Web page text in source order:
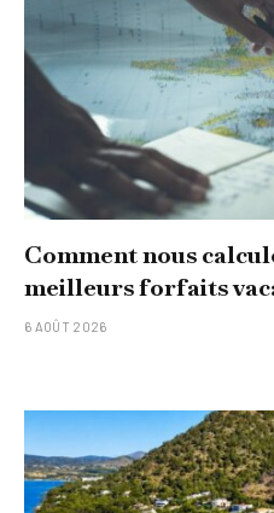
Comment nous
meilleurs forfaits
6 AOÛT 2026